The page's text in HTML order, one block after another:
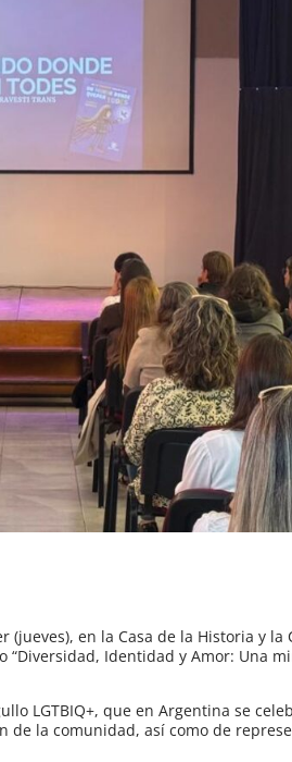
en la Casa de la Historia y
Identidad y Amor: Una
LGTBIQ+, que en Argentina se
la comunidad, así como de